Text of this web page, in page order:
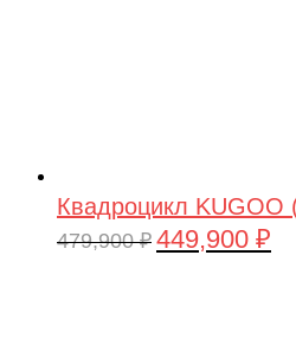
Квадроцикл KUGOO
479,900₽ Первоначальная
449,900 ₽